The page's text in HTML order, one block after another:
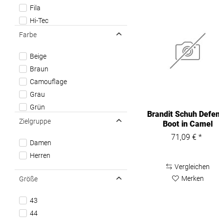
Fila
Hi-Tec
Puma
Schu'zz
Timberland
Trespass
Under Armour
Urban Classics
Farbe
Beige
Braun
Camouflage
Grau
Grün
Rosa
Weiß
Zielgruppe
Damen
Herren
Größe
43
44
Brandit Schuh
Boot in Camel
71,09 € *
Vergleichen
Merken